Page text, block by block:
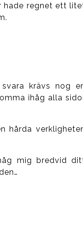
hade regnet ett
krävs nog
ihåg alla
hårda
mig bredvid